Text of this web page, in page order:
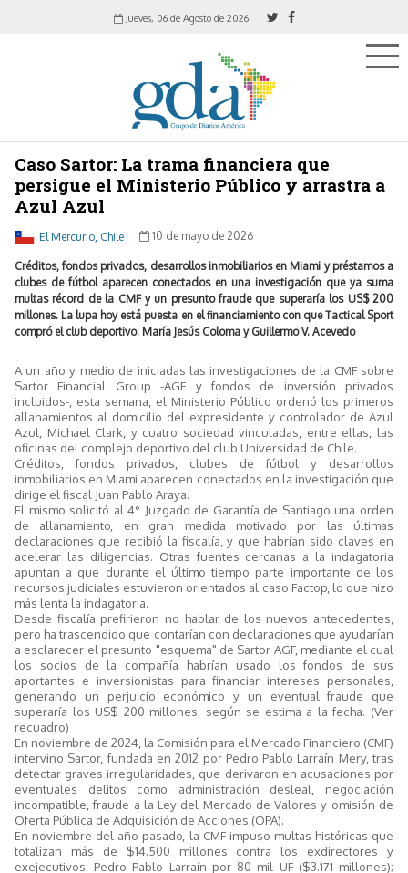
Jueves, 06 de Agosto de 2026
Caso Sartor: La trama financiera que
persigue el Ministerio Público y arrastra a
Azul Azul
El Mercurio, Chile 10 de mayo de 2026
Créditos, fondos privados, desarrollos inmobiliarios en Miami y préstamos a
clubes de fútbol aparecen conectados en una investigación que ya suma
multas récord de la CMF y un presunto fraude que superaría los US$ 200
millones. La lupa hoy está puesta en el financiamiento con que Tactical Sport
compró el club deportivo. María Jesús Coloma y Guillermo V. Acevedo
A un año y medio de iniciadas las investigaciones de la CMF sobre
Sartor Financial Group -AGF y fondos de inversión privados
incluidos-, esta semana, el Ministerio Público ordenó los primeros
allanamientos al domicilio del expresidente y controlador de Azul
Azul, Michael Clark, y cuatro sociedad vinculadas, entre ellas, las
oficinas del complejo deportivo del club Universidad de Chile.
Créditos, fondos privados, clubes de fútbol y desarrollos
inmobiliarios en Miami aparecen conectados en la investigación que
dirige el fiscal Juan Pablo Araya.
El mismo solicitó al 4° Juzgado de Garantía de Santiago una orden
de allanamiento, en gran medida motivado por las últimas
declaraciones que recibió la fiscalía, y que habrían sido claves en
acelerar las diligencias. Otras fuentes cercanas a la indagatoria
apuntan a que durante el último tiempo parte importante de los
recursos judiciales estuvieron orientados al caso Factop, lo que hizo
más lenta la indagatoria.
Desde fiscalía prefirieron no hablar de los nuevos antecedentes,
pero ha trascendido que contarían con declaraciones que ayudarían
a esclarecer el presunto "esquema" de Sartor AGF, mediante el cual
los socios de la compañía habrían usado los fondos de sus
aportantes e inversionistas para financiar intereses personales,
generando un perjuicio económico y un eventual fraude que
superaría los US$ 200 millones, según se estima a la fecha. (Ver
recuadro)
En noviembre de 2024, la Comisión para el Mercado Financiero (CMF)
intervino Sartor, fundada en 2012 por Pedro Pablo Larraín Mery, tras
detectar graves irregularidades, que derivaron en acusaciones por
eventuales delitos como administración desleal, negociación
incompatible, fraude a la Ley del Mercado de Valores y omisión de
Oferta Pública de Adquisición de Acciones (OPA).
En noviembre del año pasado, la CMF impuso multas históricas que
totalizan más de $14.500 millones contra los exdirectores y
exejecutivos: Pedro Pablo Larraín por 80 mil UF ($3.171 millones);